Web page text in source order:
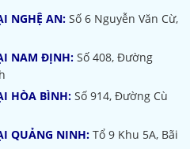
NGHỆ AN: Số 6 Nguyễn Văn Cừ,
NAM ĐỊNH: Số 408, Đường
HÒA BÌNH: Số 914, Đường Cù
QUẢNG NINH: Tổ 9 Khu 5A, Bãi